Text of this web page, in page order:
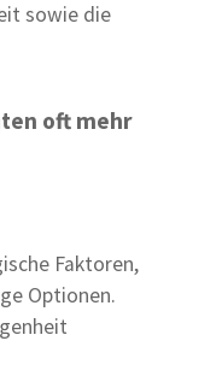
sowie die
oft mehr
Faktoren,
Optionen.